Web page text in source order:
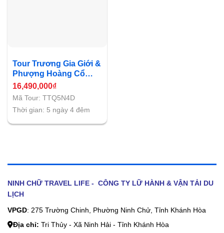
Tour Trương Gia Giới &
Phượng Hoàng Cổ
Trấn “Tiên cảnh trần
gian”
16,490,000₫
Mã Tour: TTQ5N4D
Thời gian: 5 ngày 4 đêm
NINH CHỮ TRAVEL LIFE - CÔNG TY LỮ HÀNH & VẬN TẢI DU
LỊCH
VPGD: 275 Trường Chinh, Phường Ninh Chử, Tỉnh Khánh Hòa
Địa chỉ: Tri Thủy - Xã Ninh Hải - Tỉnh Khánh Hòa